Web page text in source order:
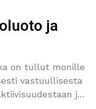
ja
on tullut monille
vastuullisesta
ja